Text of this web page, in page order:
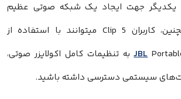
به یکدیگر جهت ایجاد یک شبکه صوتی عظیم
ممکن میسازد. همچنین، کاربران Clip 5 میتوانند با استفاده از
JBLPortable به تنظیمات کامل اکولایزر صوتی،
سیستمی دسترسی داشته باشید.